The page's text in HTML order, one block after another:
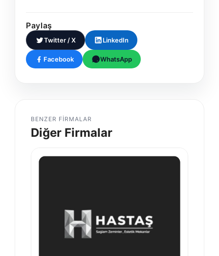
Paylaş
Twitter / X LinkedIn
Facebook WhatsApp
BENZER FIRMALAR
Diğer Firmalar